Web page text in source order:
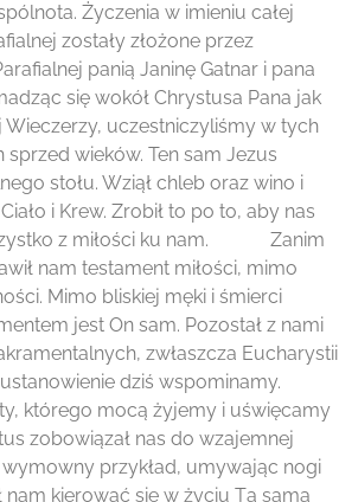
Życzenia w imieniu całej
zostały złożone przez
panią Janinę Gatnar i pana
się wokół Chrystusa Pana jak
Wieczerzy, uczestniczyliśmy w tych
wieków. Ten sam Jezus
stołu. Wziął chleb oraz wino i
i Krew. Zrobił to po to, aby nas
z miłości ku nam. Zanim
nam testament miłości, mimo
Mimo bliskiej męki i śmierci
jest On sam. Pozostał z nami
zwłaszcza Eucharystii
dziś wspominamy.
którego mocą żyjemy i uświęcamy
zobowiązał nas do wzajemnej
wymowny przykład, umywając nogi
nam kierować się w życiu Tą samą